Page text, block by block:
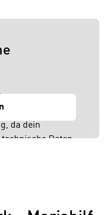
externen
wir
da dein
Daten
kann die US-